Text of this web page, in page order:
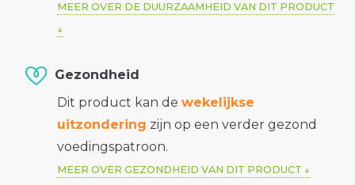
MEER OVER DE DUURZAAMHEID VAN DIT PRODUCT
Gezondheid
Dit product kan de wekelijkse
uitzondering zijn op een verder gezond
voedingspatroon.
MEER OVER GEZONDHEID VAN DIT PRODUCT